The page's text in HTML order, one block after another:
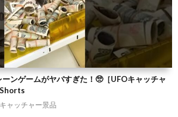
ンゲームがヤバすぎた！🥺［UFOキャッチャ
ャッチャー景品